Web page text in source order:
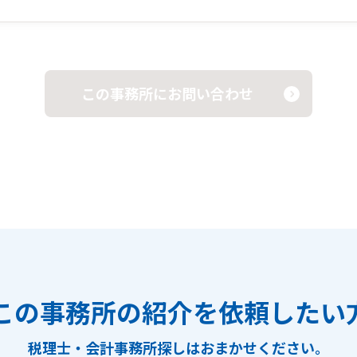
この事務所にお問い合わせ
の事務所の紹介を依頼したい
税理士・会計事務所探しはおまかせください。